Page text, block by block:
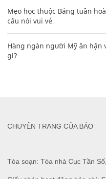
Mẹo học thuộc Bảng tuần
câu nói vui vẻ
Hàng ngàn người Mỹ ân hận
gì?
Tòa soạn: Tòa nhà Cục Tần
CHUYÊN TRANG CỦA BÁO